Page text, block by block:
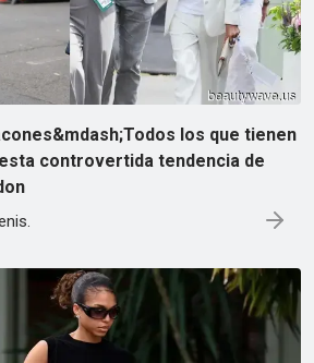
los que tienen
controvertida tendencia de